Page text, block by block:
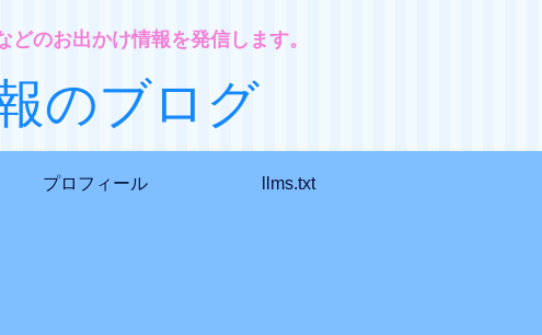
のお出かけ情報を発信します。
のブログ
プロフィール llms.txt